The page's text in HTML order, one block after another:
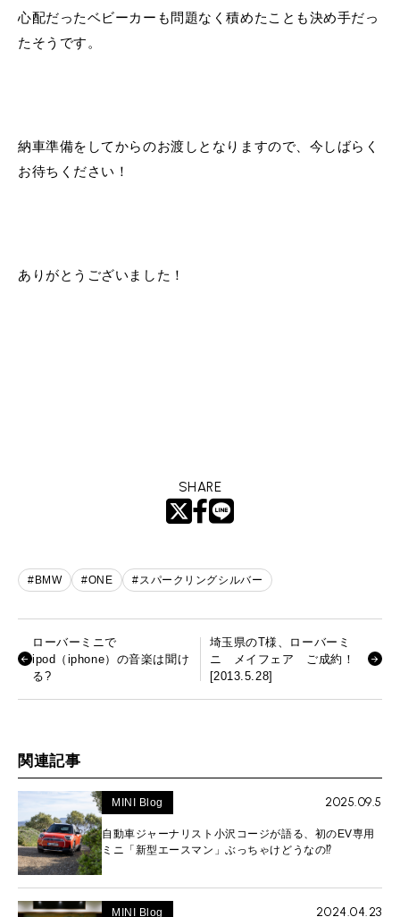
心配だったベビーカーも問題なく積めたことも決め手だっ
たそうです。
納車準備をしてからのお渡しとなりますので、今しばらく
お待ちください！
ありがとうございました！
SHARE
#BMW #ONE #スパークリングシルバー
ローバーミニで
ipod（iphone）の音楽は聞け
る?
埼玉県のT様、ローバーミ
ニ メイフェア ご成約！
[2013.5.28]
関連記事
MINI Blog 2025.09.5
自動車ジャーナリスト小沢コージが語る、初のEV専用
ミニ「新型エースマン」ぶっちゃけどうなの⁉︎
MINI Blog 2024.04.23